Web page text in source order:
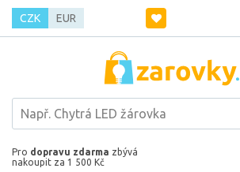
CZK EUR
Pro dopravu zdarma zbývá
nakoupit za 1 500 Kč